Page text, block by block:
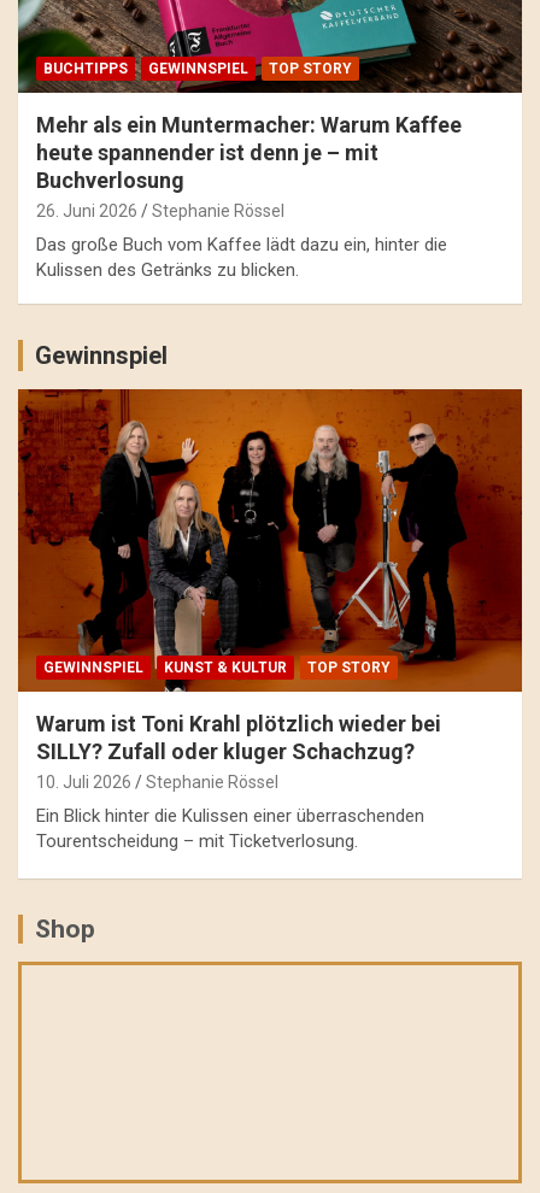
BUCHTIPPS GEWINNSPIEL TOP STORY
Mehr als ein Muntermacher: Warum Kaffee
heute spannender ist denn je – mit
Buchverlosung
26. Juni 2026 Stephanie Rössel
Das große Buch vom Kaffee lädt dazu ein, hinter die
Kulissen des Getränks zu blicken.
Gewinnspiel
GEWINNSPIEL KUNST & KULTUR TOP STORY
Warum ist Toni Krahl plötzlich wieder bei
SILLY? Zufall oder kluger Schachzug?
10. Juli 2026 Stephanie Rössel
Ein Blick hinter die Kulissen einer überraschenden
Tourentscheidung – mit Ticketverlosung.
Shop